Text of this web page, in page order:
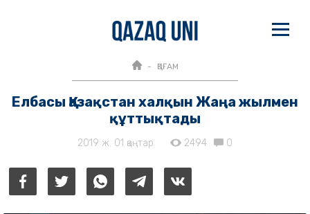
ҚОҒАМ
Елбасы Қазақстан халқын Жаңа жылмен
құттықтады
2019 ж. 01 қаңтар 2494 0